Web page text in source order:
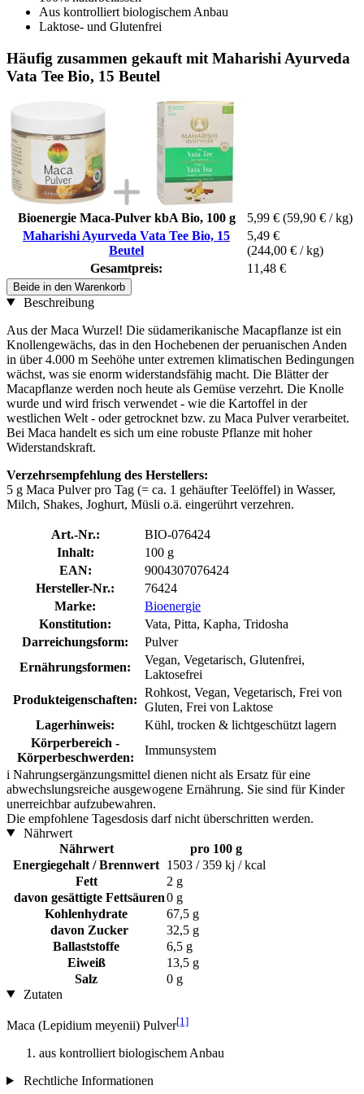
Aus kontrolliert biologischem Anbau
Laktose- und Glutenfrei
Häufig zusammen gekauft mit Maharishi Ayurveda
Vata Tee Bio, 15 Beutel
Bioenergie Maca-Pulver kbA Bio, 100 g 5,99 € (59,90 € / kg)
Maharishi Ayurveda Vata Tee Bio, 15
Beutel
5,49 €
(244,00 € / kg)
Gesamtpreis:
11,48 €
Beide in den Warenkorb
Beschreibung
Aus der Maca Wurzel! Die südamerikanische Macapflanze ist ein
Knollengewächs, das in den Hochebenen der peruanischen Anden
in über 4.000 m Seehöhe unter extremen klimatischen Bedingungen
wächst, was sie enorm widerstandsfähig macht. Die Blätter der
Macapflanze werden noch heute als Gemüse verzehrt. Die Knolle
wurde und wird frisch verwendet - wie die Kartoffel in der
westlichen Welt - oder getrocknet bzw. zu Maca Pulver verarbeitet.
Bei Maca handelt es sich um eine robuste Pflanze mit hoher
Widerstandskraft.
Verzehrsempfehlung des Herstellers:
5 g Maca Pulver pro Tag (= ca. 1 gehäufter Teelöffel) in Wasser,
Milch, Shakes, Joghurt, Müsli o.ä. eingerührt verzehren.
Art.-Nr.:
BIO-076424
Inhalt:
100 g
EAN:
9004307076424
Hersteller-Nr.:
76424
Marke:
Bioenergie
Konstitution:
Vata, Pitta, Kapha, Tridosha
Darreichungsform:
Pulver
Ernährungsformen:
Vegan, Vegetarisch, Glutenfrei,
Laktosefrei
Produkteigenschaften:
Rohkost, Vegan, Vegetarisch, Frei von
Gluten, Frei von Laktose
Lagerhinweis:
Kühl, trocken & lichtgeschützt lagern
Körperbereich -
Körperbeschwerden:
Immunsystem
i Nahrungsergänzungsmittel dienen nicht als Ersatz für eine
abwechslungsreiche ausgewogene Ernährung. Sie sind für Kinder
unerreichbar aufzubewahren.
Die empfohlene Tagesdosis darf nicht überschritten werden.
Nährwert
Nährwert
pro 100 g
Energiegehalt / Brennwert 1503 / 359 kj / kcal
Fett
2 g
davon gesättigte Fettsäuren0 g
Kohlenhydrate
67,5 g
davon Zucker
32,5 g
Ballaststoffe
6,5 g
Eiweiß
13,5 g
Salz
0 g
Zutaten
Maca (Lepidium meyenii) Pulver[1]
aus kontrolliert biologischem Anbau
Rechtliche Informationen